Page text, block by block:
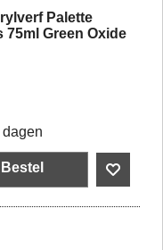
Palette
75ml Green Oxide
dagen
Bestel